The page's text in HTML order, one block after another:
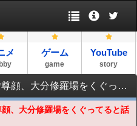
メ ゲーム
game
YouTube
story
【画像】指示役（２２）のご尊顔、大分修羅場をくぐってると話題に
顔、大分修羅場をくぐってると話